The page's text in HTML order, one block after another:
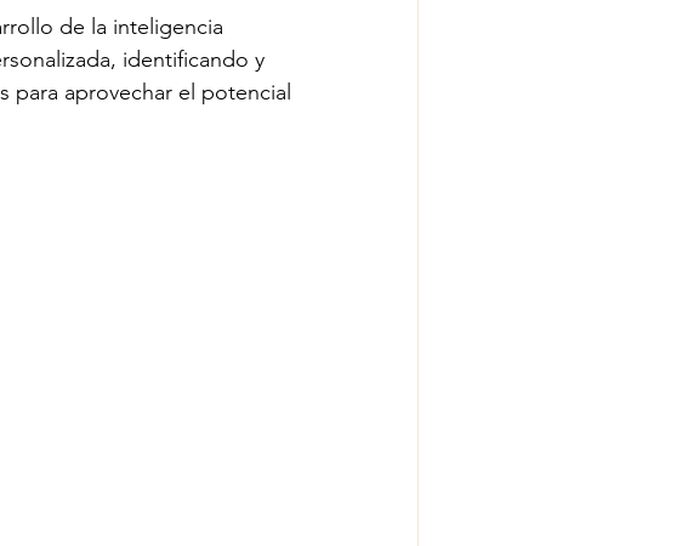
de la inteligencia
identificando y
para aprovechar el potencial